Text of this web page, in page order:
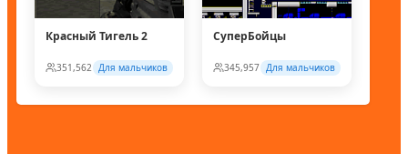
Красный Тигель 2
351,562 Для мальчиков
СуперБойцы
345,957 Для мальчиков